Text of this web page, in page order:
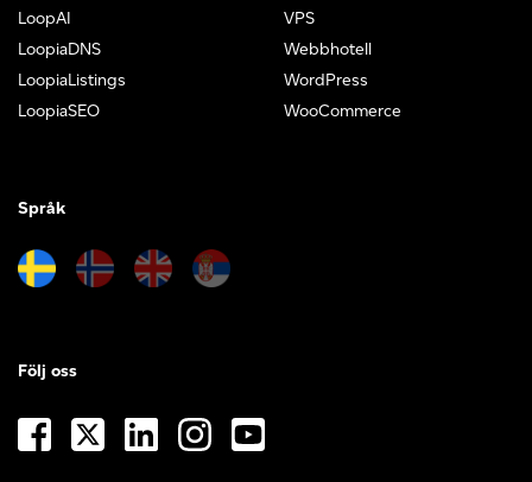
LoopAI
LoopiaDNS
LoopiaListings
LoopiaSEO
VPS
Webbhotell
WordPress
WooCommerce
Språk
Följ oss